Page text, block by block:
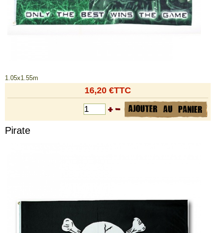
1.05x1.55m
16,20 €TTC
Pirate